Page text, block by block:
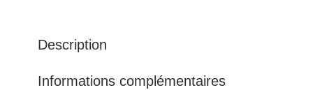
Description
Informations complémentaires